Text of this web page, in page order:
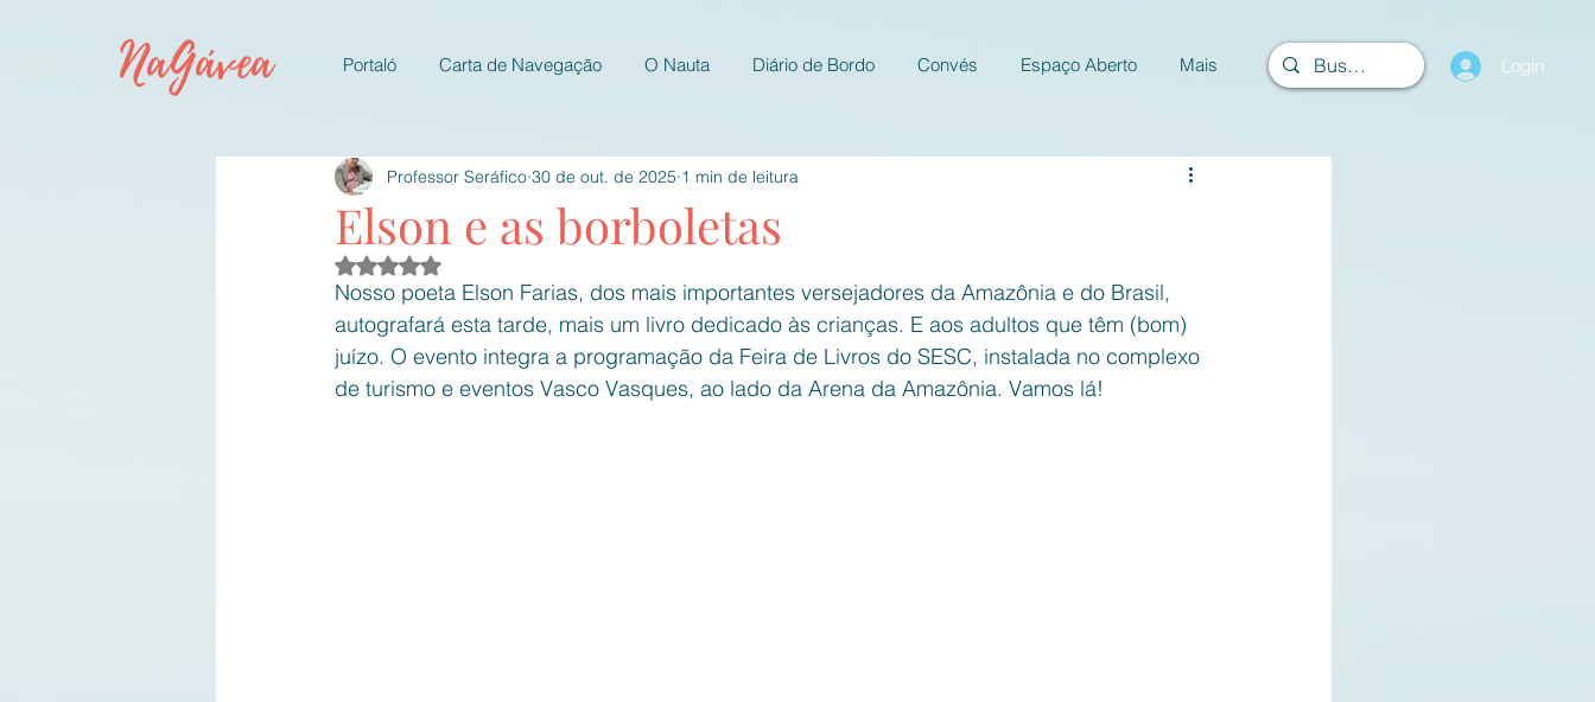
NaGávea Portaló Carta de Navegação O Nauta Diário de Bordo Convés Espaço Aberto Mais Login
Elson e as borboletas
Professor Seráfico 30 de out. de 2025 1 min de leitura
Avaliado com NaN de 5 estrelas.
Nosso poeta Elson Farias, dos mais importantes versejadores da Amazônia e do Brasil,
autografará esta tarde, mais um livro dedicado às crianças. E aos adultos que têm (bom)
juízo. O evento integra a programação da Feira de Livros do SESC, instalada no complexo
de turismo e eventos Vasco Vasques, ao lado da Arena da Amazônia. Vamos lá!